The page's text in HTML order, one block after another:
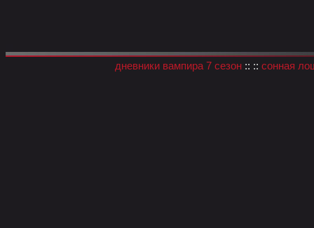
дневники вампира 7 сезон:: :: сонная